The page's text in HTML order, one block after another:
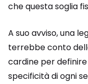
che questa soglia
A suo avviso, una
terrebbe conto
cardine per
specificità di ogni